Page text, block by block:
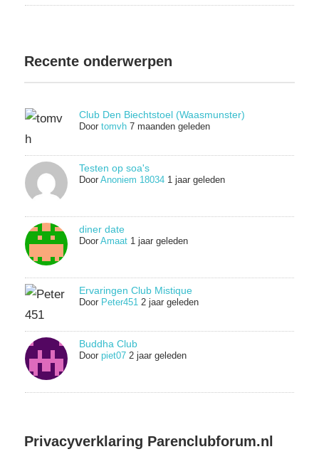
Recente onderwerpen
Club Den Biechtstoel (Waasmunster)
Door tomvh 7 maanden geleden
Testen op soa's
Door Anoniem 18034 1 jaar geleden
diner date
Door Amaat 1 jaar geleden
Ervaringen Club Mistique
Door Peter451 2 jaar geleden
Buddha Club
Door piet07 2 jaar geleden
Privacyverklaring Parenclubforum.nl